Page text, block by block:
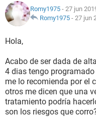
NUTRICIÓN
SEXUALIDAD
GLOSARIO
Romy1975 - 27 jun
Romy1975 - 27 jun
Hola,
Acabo de ser dada de
4 dias tengo
me lo recomienda por el
otros me dicen que una
tratamiento podría
son los riesgos que